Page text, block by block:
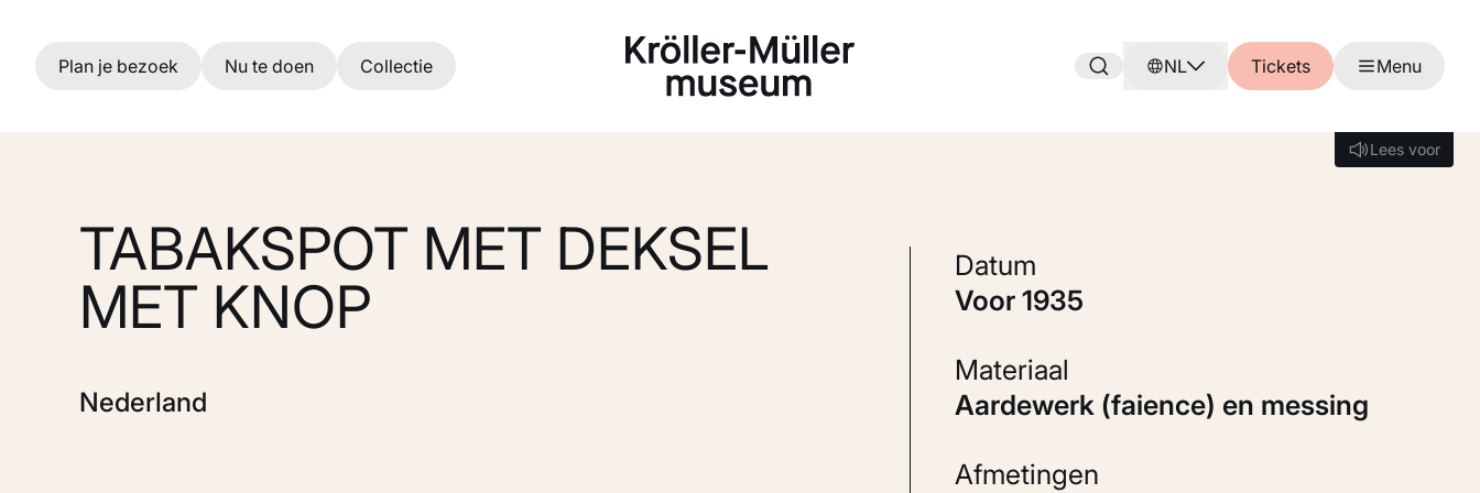
Ga naar hoofdinhoud
Plan je bezoek Nu te doen Collectie NL Tickets Menu
Lees voor
Lees voor
TABAKSPOT MET DEKSEL
MET KNOP
Nederland
Datum
voor 1935
Materiaal
Aardewerk (faience) en messing
Afmetingen